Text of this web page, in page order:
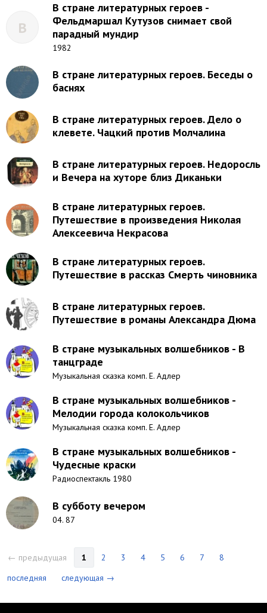
В
В стране литературных героев -
Фельдмаршал Кутузов снимает свой
парадный мундир
1982
В стране литературных героев. Беседы о
баснях
В стране литературных героев. Дело о
клевете. Чацкий против Молчалина
В стране литературных героев. Недоросль
и Вечера на хуторе близ Диканьки
В стране литературных героев.
Путешествие в произведения Николая
Алексеевича Некрасова
В стране литературных героев.
Путешествие в рассказ Смерть чиновника
В стране литературных героев.
Путешествие в романы Александра Дюма
В стране музыкальных волшебников - В
танцграде
Музыкальная сказка комп. Е. Адлер
В стране музыкальных волшебников -
Мелодии города колокольчиков
Музыкальная сказка комп. Е. Адлер
В стране музыкальных волшебников -
Чудесные краски
Радиоспектакль 1980
В субботу вечером
04. 87
← предыдущая 1 2 3 4 5 6 7
8
последняя
следующая →